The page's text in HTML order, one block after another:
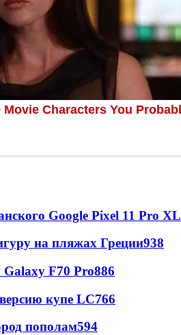
Google Pixel 11 Pro XL
на пляжах Греции938
Galaxy F70 Pro886
купе LC766
пополам594